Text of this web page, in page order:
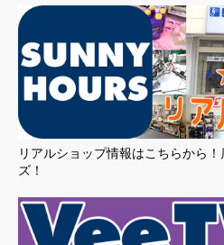
リアルショップ情報はこちらから
ズ！